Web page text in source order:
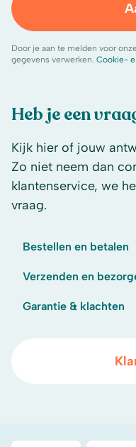
Heb je een
Kijk hier of jouw
Zo niet neem dan
klantenservice, we
vraag.
Bestellen en betalen
Verzenden en
Garantie & klachten
Door je aan te melden voor
gegevens verwerken. Cookie-